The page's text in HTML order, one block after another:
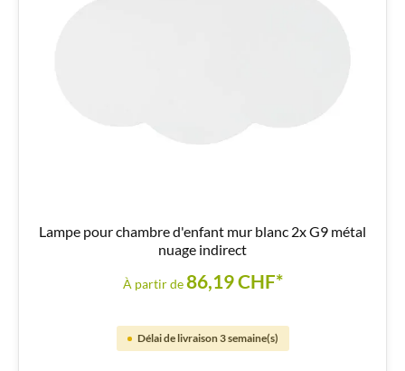
Lampe pour chambre d'enfant mur blanc 2x G9 métal
nuage indirect
À partir de86,19 CHF*
Délai de livraison 3 semaine(s)